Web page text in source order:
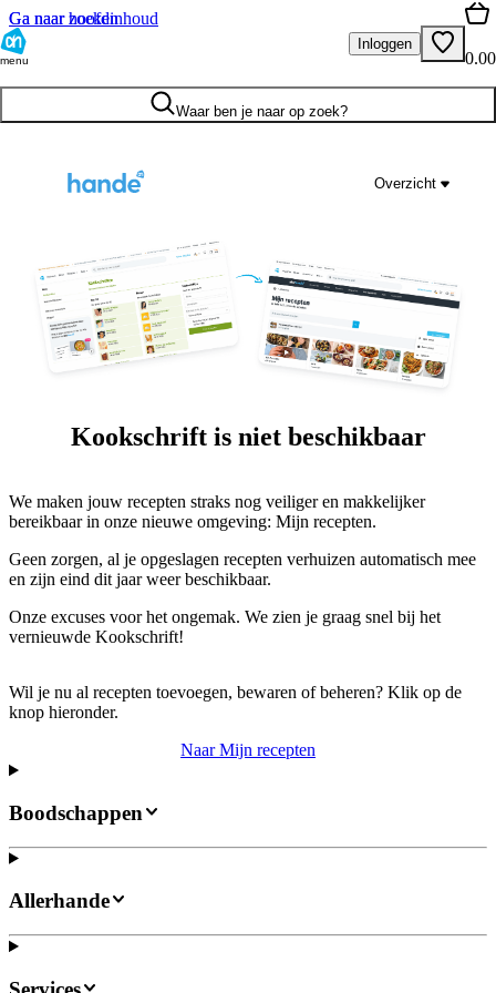
Ga naar hoofdinhoud
Ga naar zoeken
menu
Inloggen
0.00
Waar ben je naar op zoek?
Overzicht
Kookschrift is niet beschikbaar
We maken jouw recepten straks nog veiliger en makkelijker
bereikbaar in onze nieuwe omgeving: Mijn recepten.
Geen zorgen, al je opgeslagen recepten verhuizen automatisch mee
en zijn eind dit jaar weer beschikbaar.
Onze excuses voor het ongemak. We zien je graag snel bij het
vernieuwde Kookschrift!
Wil je nu al recepten toevoegen, bewaren of beheren? Klik op de
knop hieronder.
Naar Mijn recepten
Boodschappen
Allerhande